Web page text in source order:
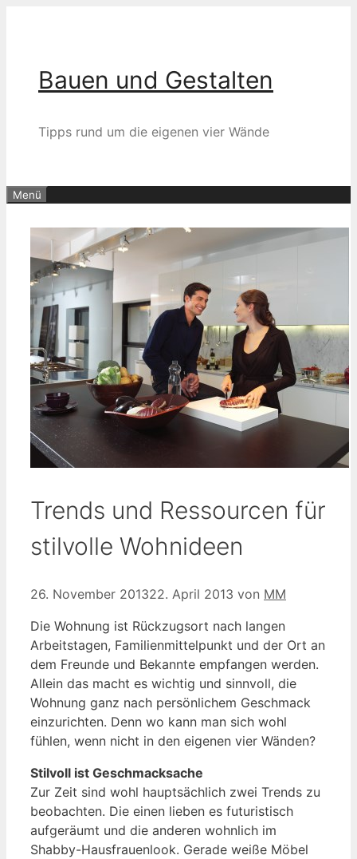
Bauen und Gestalten
Tipps rund um die eigenen vier Wände
Menü
Trends und Ressourcen für
stilvolle Wohnideen
26. November 201322. April 2013 von MM
Die Wohnung ist Rückzugsort nach langen
Arbeitstagen, Familienmittelpunkt und der Ort an
dem Freunde und Bekannte empfangen werden.
Allein das macht es wichtig und sinnvoll, die
Wohnung ganz nach persönlichem Geschmack
einzurichten. Denn wo kann man sich wohl
fühlen, wenn nicht in den eigenen vier Wänden?
Stilvoll ist Geschmacksache
Zur Zeit sind wohl hauptsächlich zwei Trends zu
beobachten. Die einen lieben es futuristisch
aufgeräumt und die anderen wohnlich im
Shabby-Hausfrauenlook. Gerade weiße Möbel